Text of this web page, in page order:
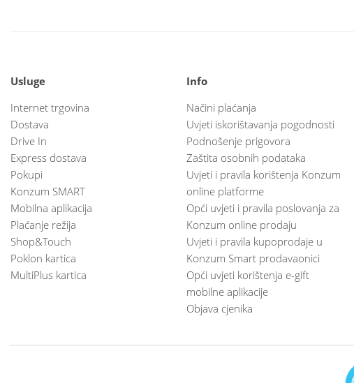
Usluge
Internet trgovina
Dostava
Drive In
Express dostava
Pokupi
Konzum SMART
Mobilna aplikacija
Plaćanje režija
Shop&Touch
Poklon kartica
MultiPlus kartica
Info
Načini plaćanja
Uvjeti iskorištavanja pogodnosti
Podnošenje prigovora
Zaštita osobnih podataka
Uvjeti i pravila korištenja Konzum
online platforme
Opći uvjeti i pravila poslovanja za
Konzum online prodaju
Uvjeti i pravila kupoprodaje u
Konzum Smart prodavaonici
Opći uvjeti korištenja e-gift
mobilne aplikacije
Objava cjenika